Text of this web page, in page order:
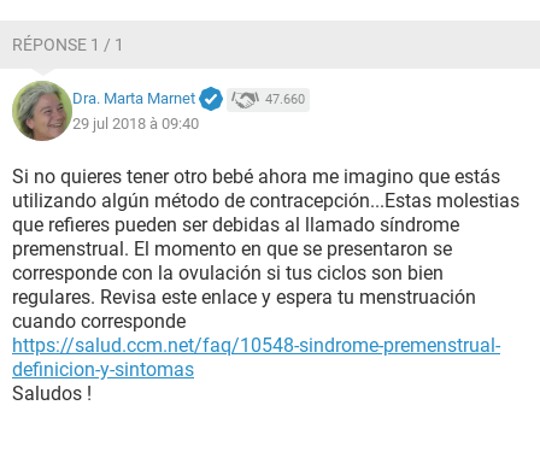
RÉPONSE 1 / 1
Dra. Marta Marnet 47.660
29 jul 2018 à 09:40
Si no quieres tener otro bebé ahora me imagino que estás
utilizando algún método de contracepción...Estas molestias
que refieres pueden ser debidas al llamado síndrome
premenstrual. El momento en que se presentaron se
corresponde con la ovulación si tus ciclos son bien
regulares. Revisa este enlace y espera tu menstruación
cuando corresponde
https://salud.ccm.net/faq/10548-sindrome-premenstrual-
definicion-y-sintomas
Saludos !